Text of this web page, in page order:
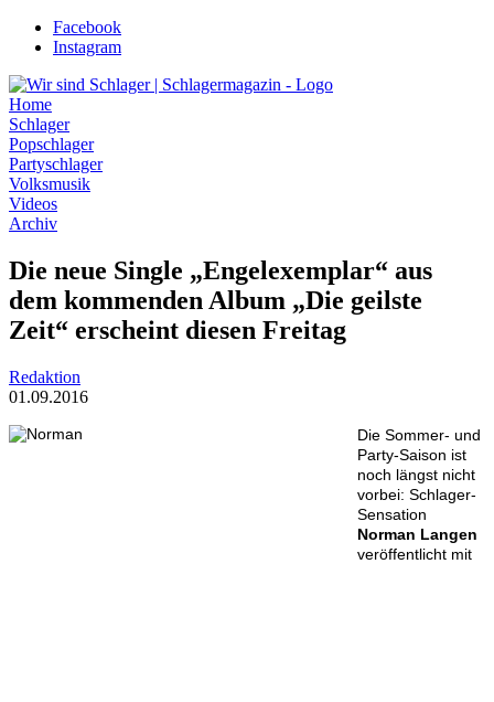
Zum
Inhalt
Facebook
Instagram
Home
Schlager
Popschlager
Partyschlager
Volksmusik
Videos
Archiv
Die neue Single „Engelexemplar“ aus
dem kommenden Album „Die geilste
Zeit“ erscheint diesen Freitag
Redaktion
01.09.2016
Die Sommer- und
Party-Saison ist
noch längst nicht
vorbei: Schlager-
Sensation
Norman Langen
veröffentlicht mit